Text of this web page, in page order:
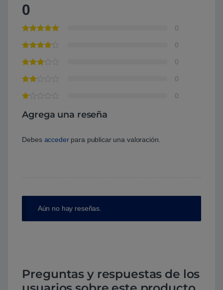
0
0
0
0
0
0
Agrega una reseña
Debes accederpara publicar una valoración.
Aún no hay reseñas.
Preguntas y respuestas de los